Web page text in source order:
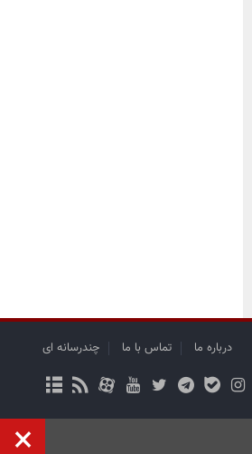
درباره ما تماس با ما چندرسانه ای